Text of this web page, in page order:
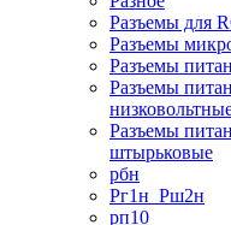
Разъемы для
Разъемы
Разъемы
Разъемы
Разъемы
штырьковые
рбн
Рг1н_Рш2н
рп10